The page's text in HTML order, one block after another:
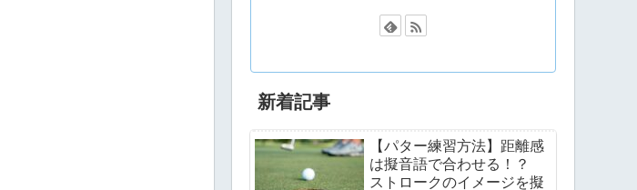
新着記事
【パター練習方法】距離感
は擬音語で合わせる！？
ストロークのイメージを擬